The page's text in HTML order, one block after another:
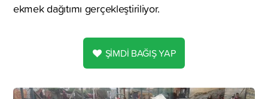
ekmek dağıtımı gerçekleştiriliyor.
ŞİMDİ BAĞIŞ YAP